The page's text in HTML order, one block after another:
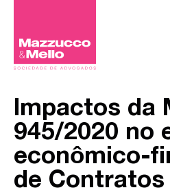
Impactos da
945/2020 no
econômico-
de Contratos